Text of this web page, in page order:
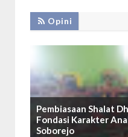
Opini
Pembiasaan Shalat
Fondasi Karakter
Soborejo